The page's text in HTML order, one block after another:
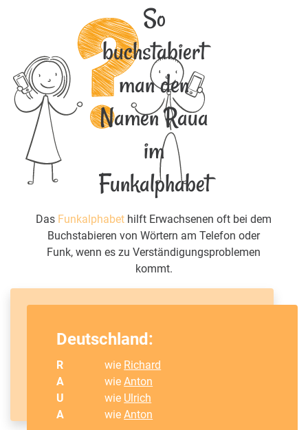
So
buchstabiert
man den
Namen Raua
im
Funkalphabet
Das Funkalphabet hilft Erwachsenen oft bei dem
Buchstabieren von Wörtern am Telefon oder
Funk, wenn es zu Verständigungsproblemen
kommt.
Deutschland:
R wie Richard
A
wieAnton
U
wie Ulrich
A
wieAnton